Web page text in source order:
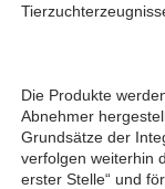
Die Produkte
Abnehmer
Grundsätze der
verfolgen weiterhin
erster Stelle“ und